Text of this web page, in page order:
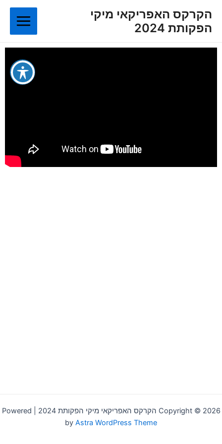
לתוכןהקרקס האפריקאי מיקי
הפקותת 2024
Main
Menu
Copyright © 2026 הקרקס האפריקאי מיקי הפקותת 2024 | Powered
by Astra WordPress Theme